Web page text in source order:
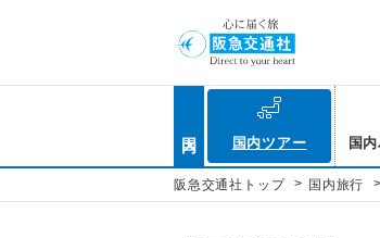
国内ツアー 国
阪急交通社トップ > 国内旅行 >